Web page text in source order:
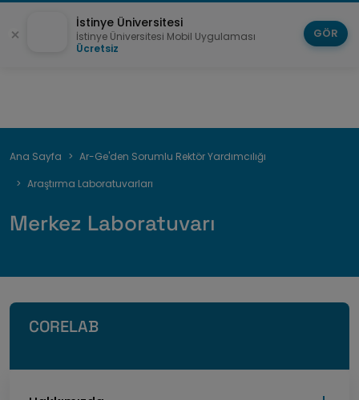
Sayfa
yolu
Ana Sayfa
Ar-Ge'den Sorumlu Rektör Yardımcılığı
Araştırma Laboratuvarları
Merkez Laboratuvarı
CORELAB
İstinye Üniversitesi
İstinye Üniversitesi Mobil Uygulaması
Ücretsiz
GÖR